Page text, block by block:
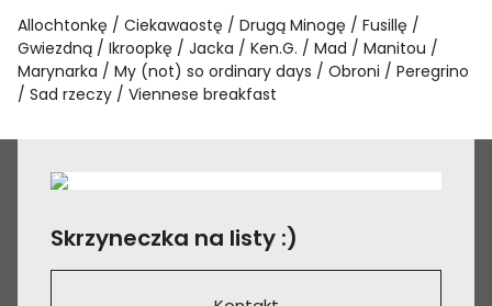
Allochtonkę Ciekawaostę Drugą Minogę
Fusillę
Gwiezdną
Ikroopkę Jacka Ken.G. Mad
Manitou
Marynarka
My (not) so ordinary days Obroni
Peregrino
Sad rzeczy
Viennese breakfast
Skrzyneczka na listy :)